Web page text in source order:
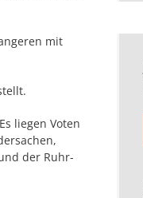
mit
liegen Voten
der Ruhr-